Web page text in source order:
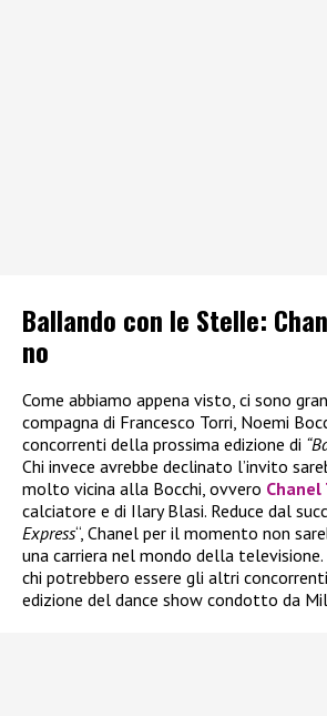
Ballando con le Stelle:
no
Come abbiamo appena visto, ci sono
compagna di Francesco Torri, Noemi
concorrenti della prossima edizione di
Chi invece avrebbe declinato l’invito
molto vicina alla Bocchi, ovvero
calciatore e di Ilary Blasi. Reduce dal
Express“, Chanel per il momento non
una carriera nel mondo della
chi potrebbero essere gli altri
edizione del dance show condotto da